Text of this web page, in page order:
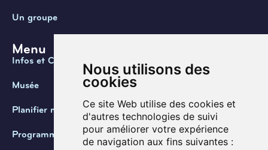
Nous utilisons des
cookies
Ce site Web utilise des cookies et
d'autres technologies de suivi
pour améliorer votre expérience
de navigation aux fins suivantes :
Un groupe
Menu
Infos et Contact
Musée
Planifier ma visite
Programmation